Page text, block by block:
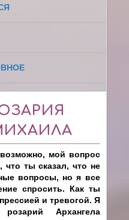
мой вопрос
ты сказал, что не
вопросы, но я все
спросить. Как ты
и тревогой. Я
Архангела